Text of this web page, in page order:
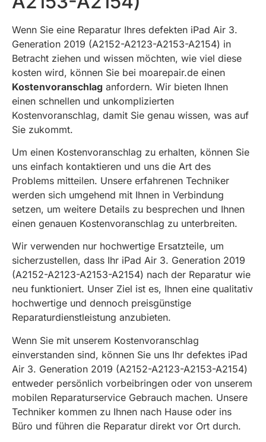
Wenn Sie eine Reparatur Ihres defekten iPad Air 3.
Generation 2019 (A2152-A2123-A2153-A2154) in
Betracht ziehen und wissen möchten, wie viel diese
kosten wird, können Sie bei moarepair.de einen
Kostenvoranschlag anfordern. Wir bieten Ihnen
einen schnellen und unkomplizierten
Kostenvoranschlag, damit Sie genau wissen, was auf
Sie zukommt.
Um einen Kostenvoranschlag zu erhalten, können Sie
uns einfach kontaktieren und uns die Art des
Problems mitteilen. Unsere erfahrenen Techniker
werden sich umgehend mit Ihnen in Verbindung
setzen, um weitere Details zu besprechen und Ihnen
einen genauen Kostenvoranschlag zu unterbreiten.
Wir verwenden nur hochwertige Ersatzteile, um
sicherzustellen, dass Ihr iPad Air 3. Generation 2019
(A2152-A2123-A2153-A2154) nach der Reparatur wie
neu funktioniert. Unser Ziel ist es, Ihnen eine qualitativ
hochwertige und dennoch preisgünstige
Reparaturdienstleistung anzubieten.
Wenn Sie mit unserem Kostenvoranschlag
einverstanden sind, können Sie uns Ihr defektes iPad
Air 3. Generation 2019 (A2152-A2123-A2153-A2154)
entweder persönlich vorbeibringen oder von unserem
mobilen Reparaturservice Gebrauch machen. Unsere
Techniker kommen zu Ihnen nach Hause oder ins
Büro und führen die Reparatur direkt vor Ort durch.